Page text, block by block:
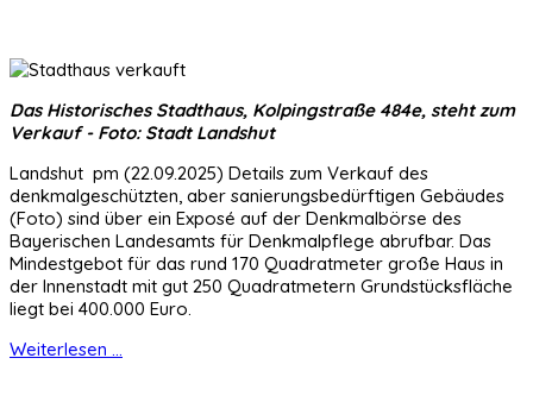
Das Historisches Stadthaus, Kolpingstraße 484e, steht zum
Verkauf - Foto: Stadt Landshut
Landshut pm (22.09.2025) Details zum Verkauf des
denkmalgeschützten, aber sanierungsbedürftigen Gebäudes
(Foto) sind über ein Exposé auf der Denkmalbörse des
Bayerischen Landesamts für Denkmalpflege abrufbar. Das
Mindestgebot für das rund 170 Quadratmeter große Haus in
der Innenstadt mit gut 250 Quadratmetern Grundstücksfläche
liegt bei 400.000 Euro.
Weiterlesen ...